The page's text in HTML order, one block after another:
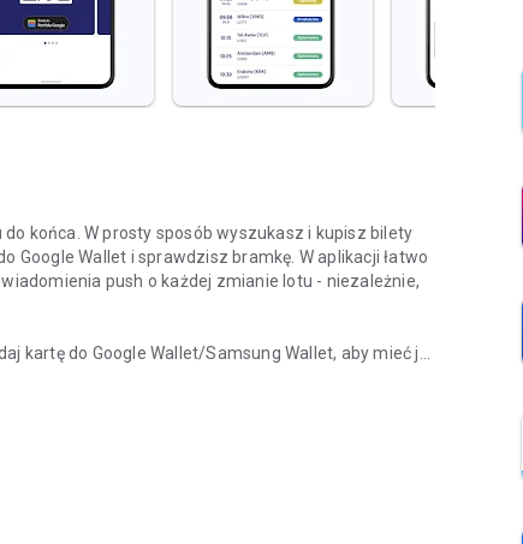
końca. W prosty sposób wyszukasz i kupisz bilety
Google Wallet i sprawdzisz bramkę. W aplikacji łatwo
push o każdej zmianie lotu - niezależnie,
kartę do Google Wallet/Samsung Wallet, aby mieć ją
i kupuj usługi dodatkowe w kilku prostych krokach,
i kupuj bilety w dowolnym momencie,
i otrzymuj powiadomienia o zmianach,
przez telefon, formularz czy WhatsApp,
parking czy atrakcje w miejscu docelowym.